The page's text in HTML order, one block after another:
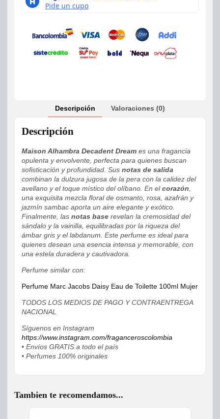
Descripción Valoraciones (0)
Descripción
Maison Alhambra Decadent Dream es una fragancia
opulenta y envolvente, perfecta para quienes buscan
sofisticación y profundidad. Sus notas de salida
combinan la dulzura jugosa de la pera con la calidez del
avellano y el toque místico del olíbano. En elcorazón,
una exquisita mezcla floral de osmanto, rosa, azafrán y
jazmín sambac aporta un aire elegante y exótico.
Finalmente, las notas base revelan la cremosidad del
sándalo y la vainilla, equilibradas por la riqueza del
ámbar gris y el labdanum. Este perfume es ideal para
quienes desean una esencia intensa y memorable, con
una estela duradera y cautivadora.
Perfume similar con:
Perfume Marc Jacobs Daisy Eau de Toilette 100ml Mujer
TODOS LOS MEDIOS DE PAGO Y CONTRAENTREGA
NACIONAL
Síguenos en Instagram
https://www.instagram.com/fraganceroscolombia
• Envíos GRATIS a todo el país
• Perfumes 100% originales
Tambien te recomendamos...